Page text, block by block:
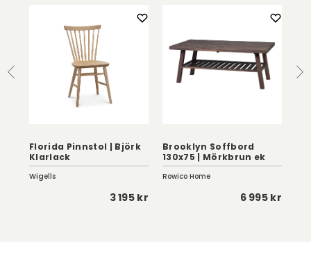
Florida Pinnstol | Björk
Klarlack
Wigells
3 195 kr
Brooklyn Soffbord
130x75 | Mörkbrun ek
Rowico Home
6 995 kr